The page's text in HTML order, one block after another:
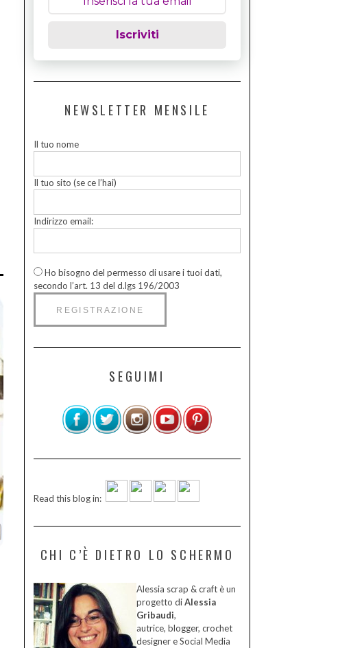
Iscriviti
NEWSLETTER MENSILE
Il tuo nome
Il tuo sito (se ce l’hai)
Indirizzo email:
Ho bisogno del permesso di usare i tuoi dati,
secondo l’art. 13 del d.lgs 196/2003
SEGUIMI
Read this blog in:
CHI C’È DIETRO LO SCHERMO
Alessia scrap & craft è un
progetto diAlessia
Gribaudi,
autrice, blogger, crochet
designer e Social Media